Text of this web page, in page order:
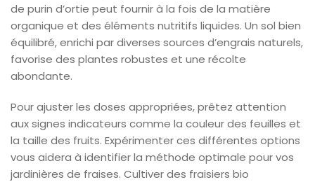
de purin d’ortie peut fournir à la fois de la matière
organique et des éléments nutritifs liquides. Un sol bien
équilibré, enrichi par diverses sources d’engrais naturels,
favorise des plantes robustes et une récolte
abondante.
Pour ajuster les doses appropriées, prêtez attention
aux signes indicateurs comme la couleur des feuilles et
la taille des fruits. Expérimenter ces différentes options
vous aidera à identifier la méthode optimale pour vos
jardinières de fraises. Cultiver des fraisiers bio